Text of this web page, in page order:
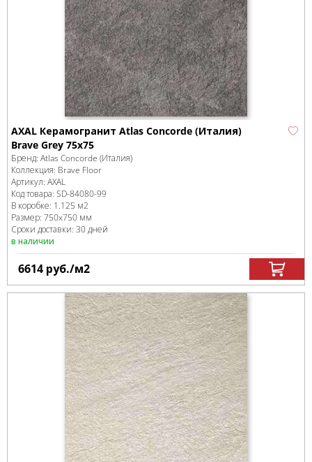
AXAL Керамогранит Atlas Concorde (Италия)
Brave Grey 75x75
Бренд: Atlas Concorde (Италия)
Коллекция: Brave Floor
Артикул: AXAL
Код товара: SD-84080-99
В коробке: 1.125 м2
Размер: 750x750 мм
Сроки доставки: 30 дней
в наличии
6614 руб./м2